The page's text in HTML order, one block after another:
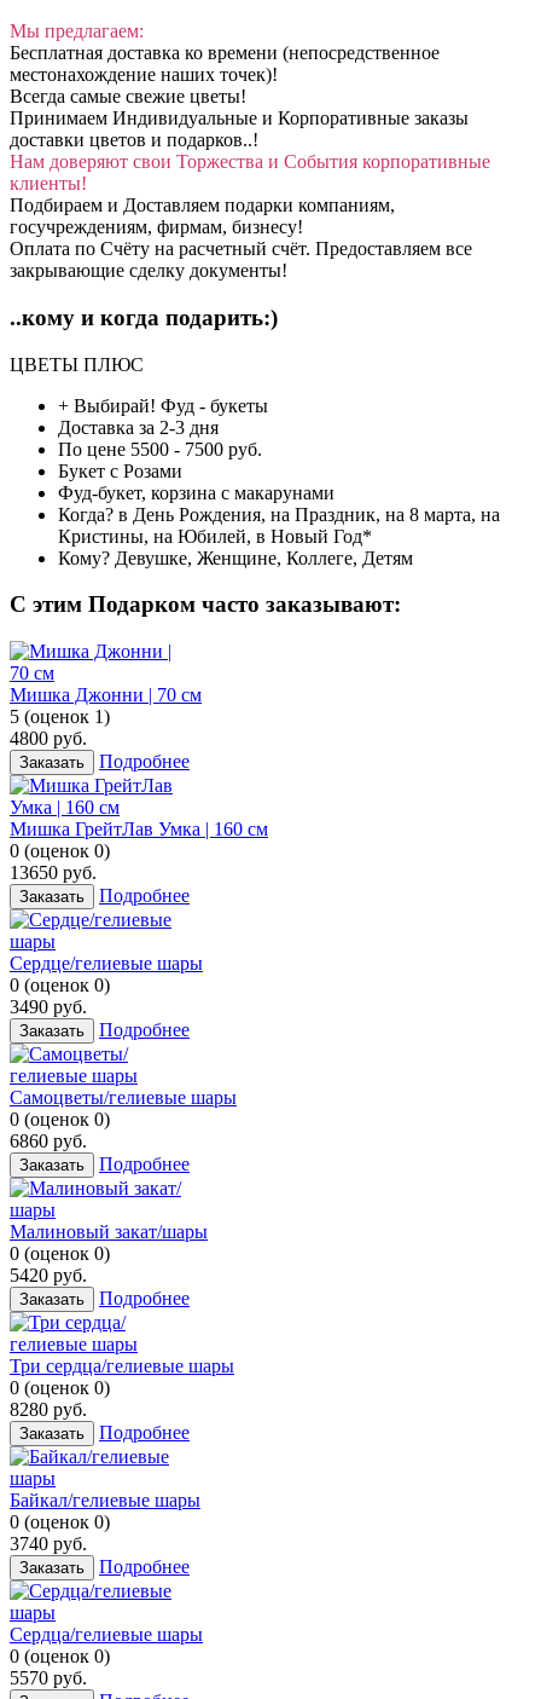
Мы предлагаем:
Бесплатная доставка ко времени (непосредственное
местонахождение наших точек)!
Всегда самые свежие цветы!
Принимаем Индивидуальные и Корпоративные заказы
доставки цветов и подарков..!
Нам доверяют свои Торжества и События корпоративные
клиенты!
Подбираем и Доставляем подарки компаниям,
госучреждениям, фирмам, бизнесу!
Оплата по Счёту на расчетный счёт. Предоставляем все
закрывающие сделку документы!
..кому и когда подарить:)
ЦВЕТЫ ПЛЮС
+ Выбирай! Фуд - букеты
Доставка за 2-3 дня
По цене 5500 - 7500 руб.
Букет с Розами
Фуд-букет, корзина с макарунами
Когда? в День Рождения, на Праздник, на 8 марта, на
Кристины, на Юбилей, в Новый Год*
Кому? Девушке, Женщине, Коллеге, Детям
C этим Подарком часто заказывают:
Мишка Джонни | 70 см
5 (оценок 1)
4800 руб.
Заказать Подробнее
Мишка ГрейтЛав Умка | 160 cм
0 (оценок 0)
13650 руб.
Заказать Подробнее
Сердце/гелиевые шары
0 (оценок 0)
3490 руб.
Заказать Подробнее
Самоцветы/гелиевые шары
0 (оценок 0)
6860 руб.
Заказать Подробнее
Малиновый закат/шары
0 (оценок 0)
5420 руб.
Заказать Подробнее
Три сердца/гелиевые шары
0 (оценок 0)
8280 руб.
Заказать Подробнее
Байкал/гелиевые шары
0 (оценок 0)
3740 руб.
Заказать Подробнее
Сердца/гелиевые шары
0 (оценок 0)
5570 руб.